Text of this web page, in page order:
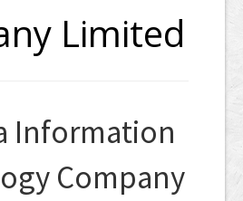
Limited
Information
Company